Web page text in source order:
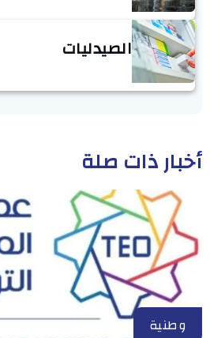
الصيدليات
أخبار ذات صلة
وطنية